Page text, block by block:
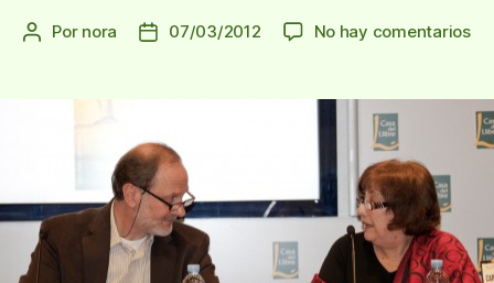
Autor
entrada
Por nora
Fecha07/03/2012 No hay comentariosen
La